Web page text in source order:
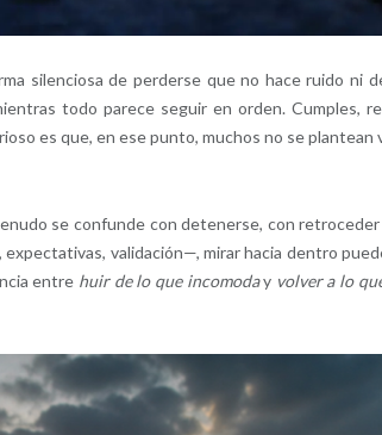
silenciosa de perderse que no hace ruido ni
todo parece seguir en orden. Cumples,
es que, en ese punto, muchos no se plantean
se confunde con detenerse, con
validación—, mirar hacia dentro
entre huir de lo que incomoday volver a lo